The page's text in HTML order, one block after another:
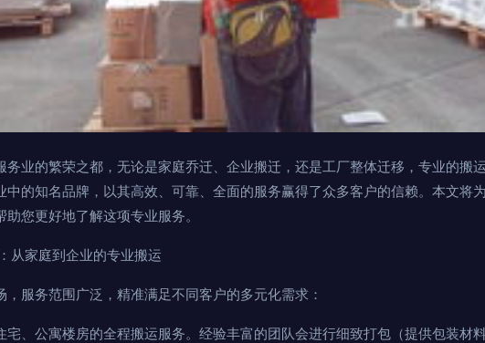
务业的繁荣之都，无论是家庭乔迁、企业搬迁，还是工厂整体迁移，专业的搬
中的知名品牌，以其高效、可靠、全面的服务赢得了众多客户的信赖。本文将
您更好地了解这项专业服务。
从家庭到企业的专业搬运
服务范围广泛，精准满足不同客户的多元化需求：
宅、公寓楼房的全程搬运服务。经验丰富的团队会进行细致打包（提供包装材